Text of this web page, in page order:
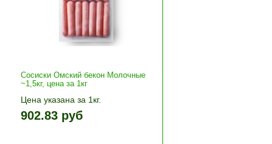
Сосиски Омский бекон Молочные
~1,5кг, цена за 1кг
Цена указана за 1кг.
1кг прибавляется кнопками «+»
и «-». Выбрав количество,
902.83 руб